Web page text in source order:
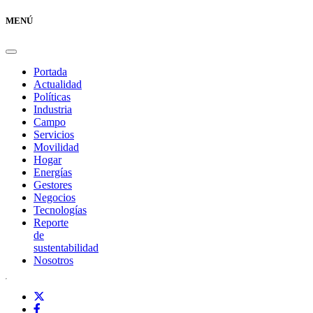
MENÚ
Portada
Actualidad
Políticas
Industria
Campo
Servicios
Movilidad
Hogar
Energías
Gestores
Negocios
Tecnologías
Reporte
de
sustentabilidad
Nosotros